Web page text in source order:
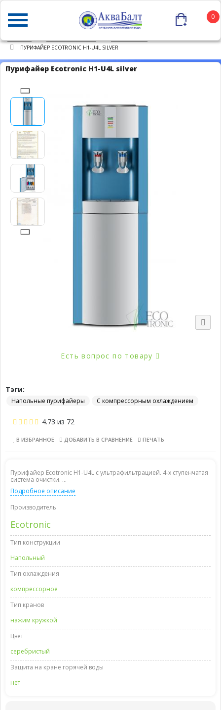
0
ПУРИФАЙЕР ECOTRONIC H1-U4L SILVER
Пурифайер Ecotronic H1-U4L silver
Есть вопрос по товару
Тэги:
Напольные пурифайеры С компрессорным охлаждением
4.73 из 72
В ИЗБРАННОЕ ДОБАВИТЬ В СРАВНЕНИЕ ПЕЧАТЬ
Пурифайер Ecotronic H1-U4L с ультрафильтрацией. 4-х ступенчатая
система очистки. ...
Подробное описание
Производитель
Ecotronic
Тип конструкции
Напольный
Тип охлаждения
компрессорное
Тип кранов
нажим кружкой
Цвет
серебристый
Защита на кране горячей воды
нет